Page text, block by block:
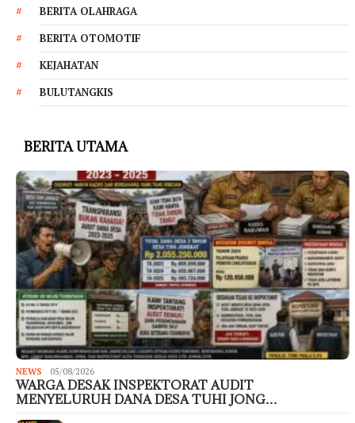
BERITA OLAHRAGA
BERITA OTOMOTIF
KEJAHATAN
BULUTANGKIS
BERITA UTAMA
NEWS 05/08/2026
WARGA DESAK INSPEKTORAT AUDIT
MENYELURUH DANA DESA TUHI JONG…